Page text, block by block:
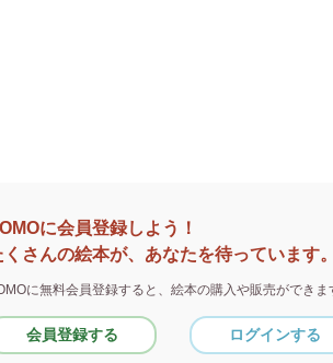
に会員登録しよう！
くさんの絵本が、あなたを待っています
に無料会員登録すると、 絵本の購入や販売ができま
会員登録する ログインする